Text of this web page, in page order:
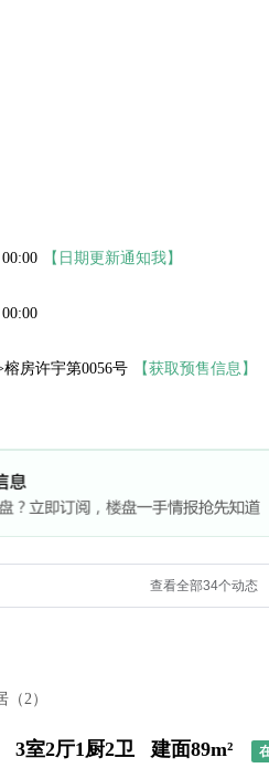
）
【日期更新通知我】
房许宇第0056号 【获取预售信息】
查看全部34个动态
（2）
3室2厅1厨2卫 建面89m²